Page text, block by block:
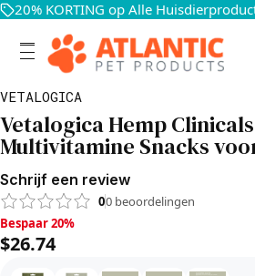
VETALOGICA
Vetalogica Hemp
Multivitamine Snacks
Schrijf een review
00 beoordelingen
Bespaar 20%, $26.74
Bespaar 20%
$26.74